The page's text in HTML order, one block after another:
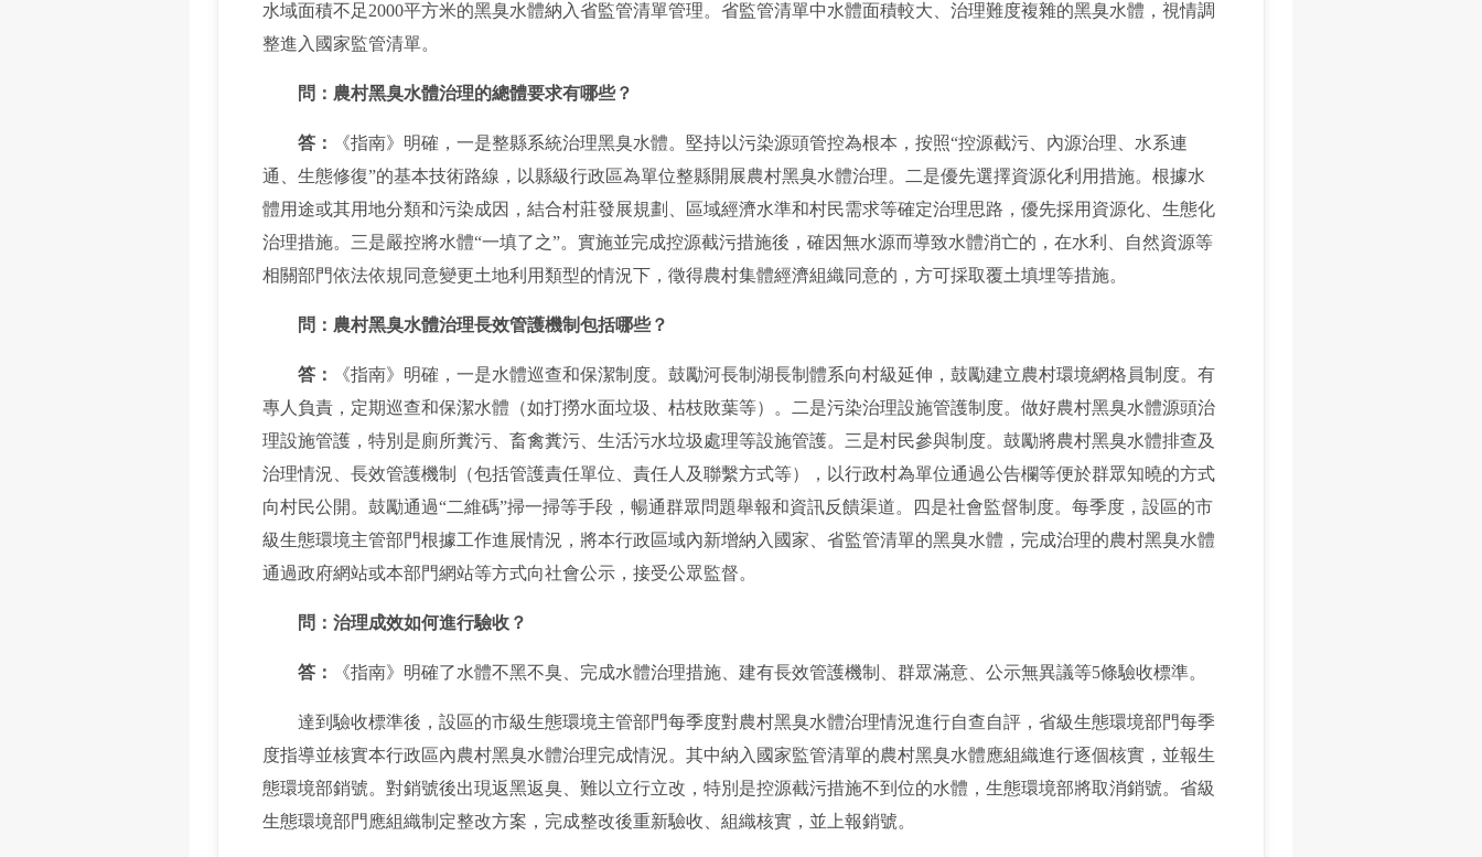
水域面積不足2000平方米的黑臭水體納入省監管清單管理。省監管清單中水體面積較大、治理難度複雜的黑臭水體，視情調
整進入國家監管清單。
問：農村黑臭水體治理的總體要求有哪些？
答：
《指南》明確，一是整縣系統治理黑臭水體。堅持以污染源頭管控為根本，按照“控源截污、內源治理、水系連
通、生態修復”的基本技術路線，以縣級行政區為單位整縣開展農村黑臭水體治理。二是優先選擇資源化利用措施。根據水
體用途或其用地分類和污染成因，結合村莊發展規劃、區域經濟水準和村民需求等確定治理思路，優先採用資源化、生態化
治理措施。三是嚴控將水體“一填了之”。實施並完成控源截污措施後，確因無水源而導致水體消亡的，在水利、自然資源等
相關部門依法依規同意變更土地利用類型的情況下，徵得農村集體經濟組織同意的，方可採取覆土填埋等措施。
問：農村黑臭水體治理長效管護機制包括哪些？
答：
《指南》明確，一是水體巡查和保潔制度。鼓勵河長制湖長制體系向村級延伸，鼓勵建立農村環境網格員制度。有
專人負責，定期巡查和保潔水體（如打撈水面垃圾、枯枝敗葉等）。二是污染治理設施管護制度。做好農村黑臭水體源頭治
理設施管護，特別是廁所糞污、畜禽糞污、生活污水垃圾處理等設施管護。三是村民參與制度。鼓勵將農村黑臭水體排查及
治理情況、長效管護機制（包括管護責任單位、責任人及聯繫方式等），以行政村為單位通過公告欄等便於群眾知曉的方式
向村民公開。鼓勵通過“二維碼”掃一掃等手段，暢通群眾問題舉報和資訊反饋渠道。四是社會監督制度。每季度，設區的市
級生態環境主管部門根據工作進展情況，將本行政區域內新增納入國家、省監管清單的黑臭水體，完成治理的農村黑臭水體
通過政府網站或本部門網站等方式向社會公示，接受公眾監督。
問：治理成效如何進行驗收？
答： 《指南》明確了水體不黑不臭、完成水體治理措施、建有長效管護機制、群眾滿意、公示無異議等5條驗收標準。
達到驗收標準後，設區的市級生態環境主管部門每季度對農村黑臭水體治理情況進行自查自評，省級生態環境部門每季
度指導並核實本行政區內農村黑臭水體治理完成情況。其中納入國家監管清單的農村黑臭水體應組織進行逐個核實，並報生
態環境部銷號。對銷號後出現返黑返臭、難以立行立改，特別是控源截污措施不到位的水體，生態環境部將取消銷號。省級
生態環境部門應組織制定整改方案，完成整改後重新驗收、組織核實，並上報銷號。